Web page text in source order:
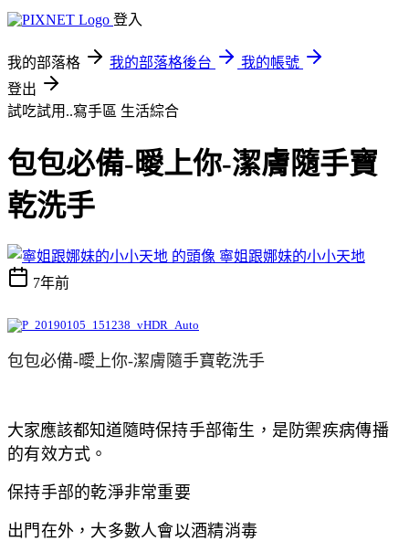
登入
我的部落格 我的部落格後台
我的帳號
登出
試吃試用..寫手區 生活綜合
包包必備-曖上你-潔膚隨手寶
乾洗手
寧姐跟娜妹的小小天地
7年前
包包必備-曖上你-潔膚隨手寶乾洗手
大家應該都知道隨時保持手部衛生，是防禦疾病傳播
的有效方式。
保持手部的乾淨非常重要
出門在外，大多數人會以酒精消毒